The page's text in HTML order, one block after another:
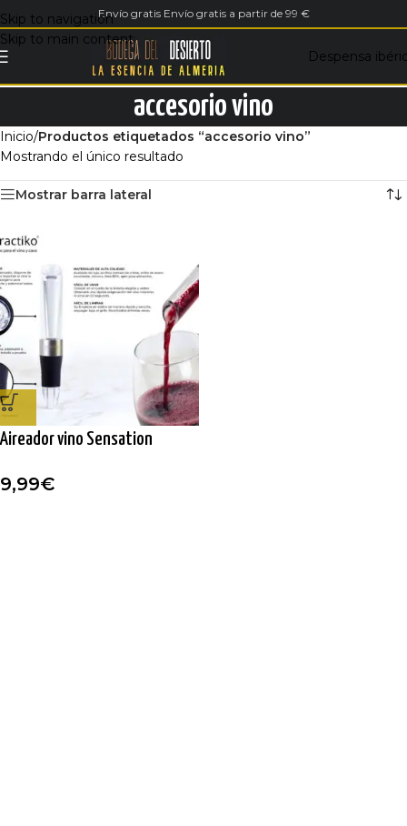
Skip to navigation
Skip to main content
Envío gratis Envío gratis a partir de 99 €
Despensa
accesorio vino
Inicio/Productos etiquetados “accesorio vino”
Mostrando el único resultado
Mostrar barra lateral
Aireador vino Sensation
9,99€